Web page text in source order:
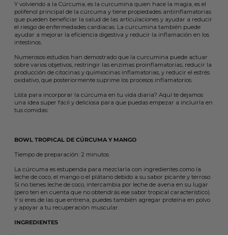
Y volviendo a la Cúrcuma, es la curcumina quien hace la magia, es el
polifenol principal de la cúrcuma y tiene propiedades antiinflamatorias
que pueden beneficiar la salud de las articulaciones y ayudar a reducir
el riesgo de enfermedades cardíacas. La curcumina también puede
ayudar a mejorar la eficiencia digestiva y reducir la inflamación en los
intestinos.
Numerosos estudios han demostrado que la curcumina puede actuar
sobre varios objetivos, restringir las enzimas proinflamatorias, reducir la
producción de citocinas y quimiocinas inflamatorias, y reducir el estrés
oxidativo, que posteriormente suprime los procesos inflamatorios.
Lista para incorporar la cúrcuma en tu vida diaria? Aquí te dejamos
una idea super fácil y deliciosa para que puedas empezar a incluirla en
tus comidas:
BOWL TROPICAL DE CÚRCUMA Y MANGO
Tiempo de preparación: 2 minutos
La cúrcuma es estupenda para mezclarla con ingredientes como la
leche de coco, el mango o el plátano debido a su sabor picante y terroso.
Si no tienes leche de coco, intercambia por leche de avena en su lugar
(pero ten en cuenta que no obtendrás ese sabor tropical característico).
Y si eres de las que entrena, puedes también agregar proteína en polvo
y apoyar a tu recuperación muscular.
INGREDIENTES